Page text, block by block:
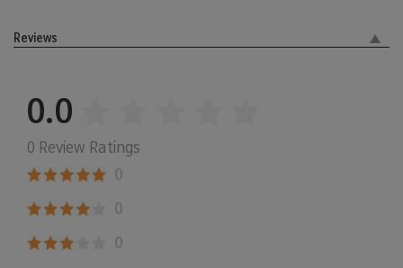
Reviews
0.0
0 Review Ratings
0
0
0